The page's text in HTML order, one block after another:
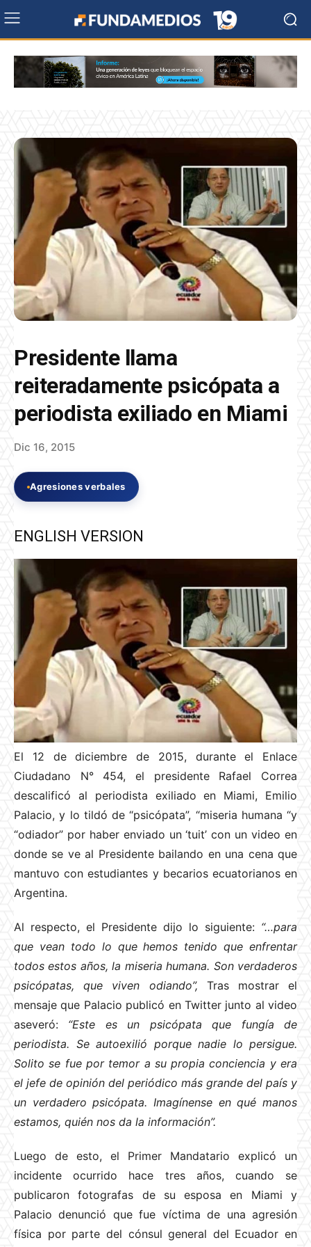
Presidente llama
reiteradamente psicópata a
periodista exiliado en Miami
Dic 16, 2015
Agresiones verbales
ENGLISH VERSION
El 12 de diciembre de 2015, durante el Enlace
Ciudadano N° 454, el presidente Rafael Correa
descalificó al periodista exiliado en Miami, Emilio
Palacio, y lo tildó de “psicópata”, “miseria humana “y
“odiador” por haber enviado un ‘tuit’ con un video en
donde se ve al Presidente bailando en una cena que
mantuvo con estudiantes y becarios ecuatorianos en
Argentina.
Al respecto, el Presidente dijo lo siguiente: “…para
que vean todo lo que hemos tenido que enfrentar
todos estos años, la miseria humana. Son verdaderos
psicópatas, que viven odiando”, Tras mostrar el
mensaje que Palacio publicó en Twitter junto al video
aseveró: “Este es un psicópata que fungía de
periodista. Se autoexilió porque nadie lo persigue.
Solito se fue por temor a su propia conciencia y era
el jefe de opinión del periódico más grande del país y
un verdadero psicópata. Imagínense en qué manos
estamos, quién nos da la información”.
Luego de esto, el Primer Mandatario explicó un
incidente ocurrido hace tres años, cuando se
publicaron fotografas de su esposa en Miami y
Palacio denunció que fue víctima de una agresión
física por parte del cónsul general del Ecuador en